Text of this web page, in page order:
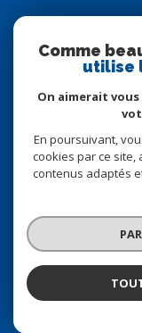
© 2026 | Tous
Comme
utilise
On aimerait
En poursuivant,
cookies par ce
contenus adaptés